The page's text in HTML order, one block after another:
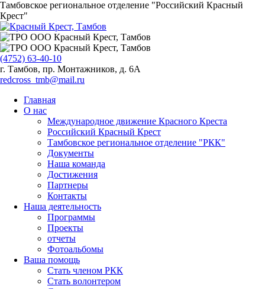
Тамбовское региональное отделение "Российский Красный
Крест"
(4752) 63-40-10
г. Тамбов, пр. Монтажников, д. 6А
redcross_tmb@mail.ru
Главная
О нас
Международное движение Красного Креста
Российский Красный Крест
Тамбовское региональное отделение "РКК"
Документы
Наша команда
Достижения
Партнеры
Контакты
Наша деятельность
Программы
Проекты
отчеты
Фотоальбомы
Ваша помощь
Стать членом РКК
Стать волонтером